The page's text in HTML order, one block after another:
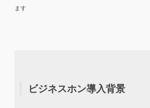
ます
ビジネスホン導入背景